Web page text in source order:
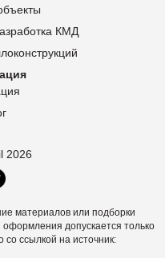
2026
КМД
материалов или подборки
допускается только
ссылкой на источник: